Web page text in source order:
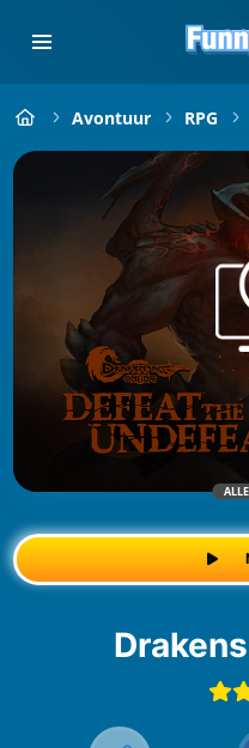
Avontuur RPG